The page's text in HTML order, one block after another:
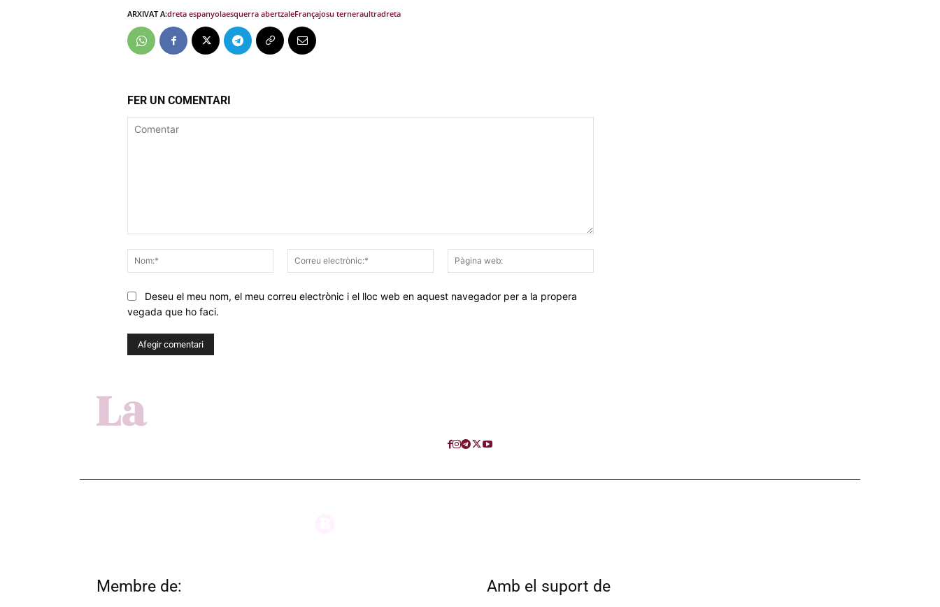
ARXIVAT A:dreta espanyolaesquerra abertzaleFrançajosu terneraultradreta
FER UN COMENTARI
Nom:*
Correu
electrònic:*
web:
Deseu el meu nom, el meu correu electrònic i el lloc web en aquest navegador per a la propera
vegada que ho faci.
Membre de: Amb el suport de